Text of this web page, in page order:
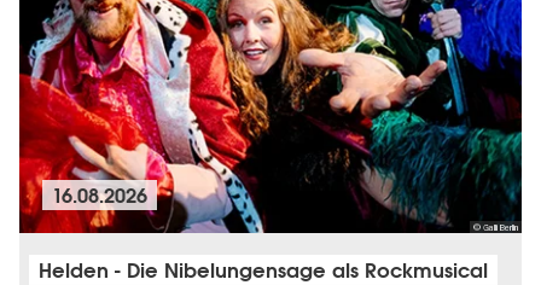
© Galli Berlin
16.08.2026
Helden - Die Nibelungensage als Rockmusical